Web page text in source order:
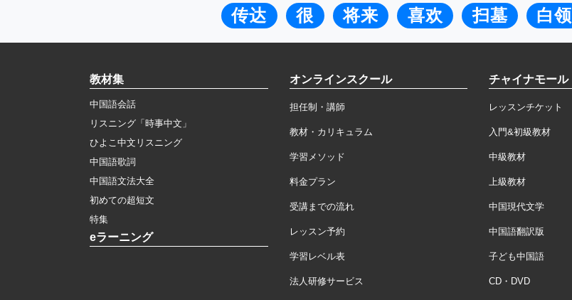
传达
很 将来 喜欢 扫墓 白领
教材集
中国語会話
リスニング「時事中文」
ひよこ中文リスニング
中国語歌詞
中国語文法大全
初めての超短文
特集
eラーニング
オンラインスクール
担任制・講師
教材・カリキュラム
学習メソッド
料金プラン
受講までの流れ
レッスン予約
学習レベル表
法人研修サービス
チャイナモール
レッスンチケット
入門&初級教材
中級教材
上級教材
中国現代文学
中国語翻訳版
子ども中国語
CD・DVD